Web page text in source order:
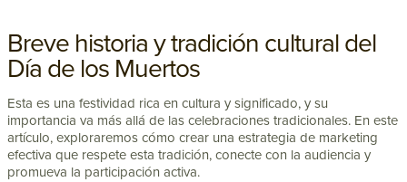
Breve historia y tradición cultural del
Día de los Muertos
Esta es una festividad rica en cultura y significado, y su
importancia va más allá de las celebraciones tradicionales. En este
artículo, exploraremos cómo crear una estrategia de marketing
efectiva que respete esta tradición, conecte con la audiencia y
promueva la participación activa.